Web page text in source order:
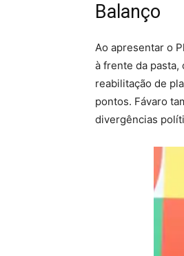
Balanço
Ao apresentar o
à frente da
reabilitação de
pontos. Fávaro
divergências